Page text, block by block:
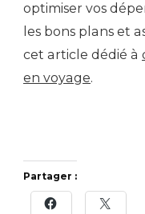
optimiser vos
les bons plans et
cet article dédié à
en voyage.
Partager :